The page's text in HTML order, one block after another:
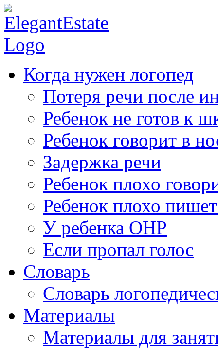
Когда нужен логопед
Потеря речи после
Ребенок не готов к
Ребенок говорит в
Задержка речи
Ребенок плохо
Ребенок плохо
У ребенка ОНР
Если пропал голос
Словарь
Словарь
Материалы
Материалы для